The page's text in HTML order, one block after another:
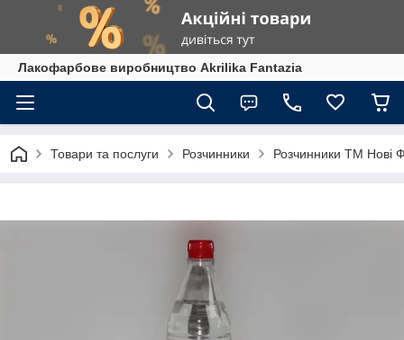
Лакофарбове виробництво Akrilika Fantazia
Товари та послуги Розчинники Розчинники ТМ Нові